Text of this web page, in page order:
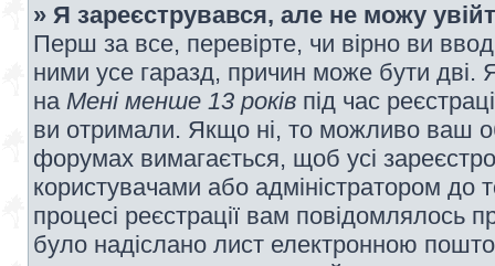
» Я зареєструвався, але не можу
Перш за все, перевірте, чи вірно ви
ними усе гаразд, причин може бути дві.
на Мені менше 13 років під час
ви отримали. Якщо ні, то можливо ваш
форумах вимагається, щоб усі
користувачами або адміністратором до
процесі реєстрації вам повідомлялось
було надіслано лист електронною